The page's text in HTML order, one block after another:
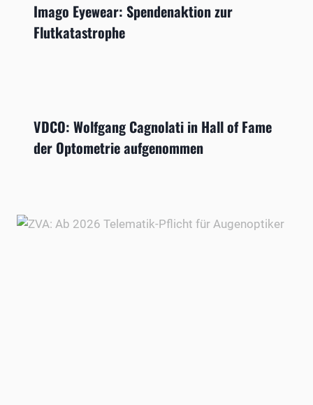
Imago Eyewear: Spendenaktion zur
Flutkatastrophe
VDCO: Wolfgang Cagnolati in Hall of Fame
der Optometrie aufgenommen